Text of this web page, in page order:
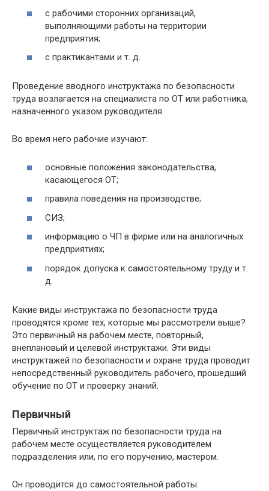
с рабочими сторон­них организаций,
выполняющими работы на территории
предприятия;
с практикантами и т. д.
Проведение вводного инструктажа по безопасности
труда возлагается на специалиста по ОТ или работника,
назначенного указом руководителя.
Во время него рабочие изучают:
основные положения законодательства,
касающегося ОТ;
правила поведения на производстве;
СИЗ;
информацию о ЧП в фирме или на аналогичных
предприятиях;
порядок допуска к самостоятельному труду и т.
д.
Какие виды инструктажа по безопасности труда
проводятся кроме тех, которые мы рассмотрели выше?
Это первичный на рабочем месте, повторный,
внеплановый и целевой инструктажи. Эти виды
инструктажей по безопасности и охране труда проводит
непосредственный руководитель рабочего, прошедший
обучение по ОТ и проверку знаний.
Первичный
Первичный инструктаж по безопасности труда на
рабочем месте осуществляется руководителем
подразделения или, по его поручению, мастером.
Он проводится до самостоятельной работы: